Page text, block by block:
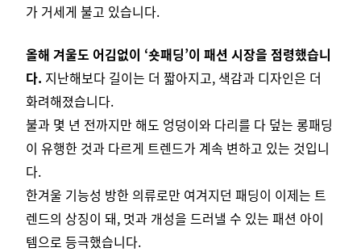
가 거세게 불고 있습니다.
올해 겨울도 어김없이 ‘숏패딩’이 패션 시장을 점령했습니
다. 지난해보다 길이는 더 짧아지고, 색감과 디자인은 더
화려해졌습니다.
불과 몇 년 전까지만 해도 엉덩이와 다리를 다 덮는 롱패딩
이 유행한 것과 다르게 트렌드가 계속 변하고 있는 것입니
다.
한겨울 기능성 방한 의류로만 여겨지던 패딩이 이제는 트
렌드의 상징이 돼, 멋과 개성을 드러낼 수 있는 패션 아이
템으로 등극했습니다.